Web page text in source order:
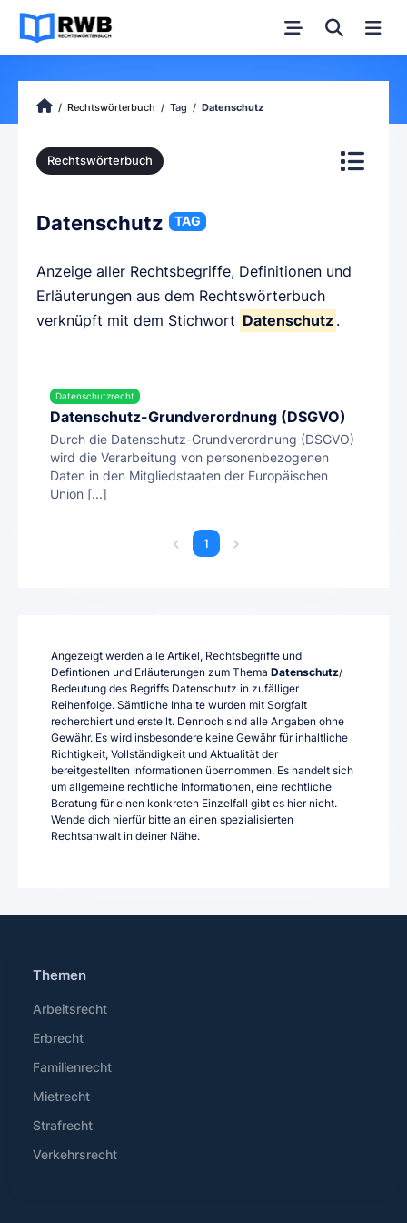
Rechtswörterbuch Tag Datenschutz
Rechtswörterbuch
Datenschutz TAG
Anzeige aller Rechtsbegriffe, Definitionen und
Erläuterungen aus dem Rechtswörterbuch
verknüpft mit dem Stichwort Datenschutz .
Datenschutzrecht
Datenschutz-Grundverordnung (DSGVO)
Durch die Datenschutz-Grundverordnung (DSGVO)
wird die Verarbeitung von personenbezogenen
Daten in den Mitgliedstaaten der Europäischen
Union [...]
1
Angezeigt werden alle Artikel, Rechtsbegriffe und
Defintionen und Erläuterungen zum Thema Datenschutz/
Bedeutung des Begriffs Datenschutz in zufälliger
Reihenfolge. Sämtliche Inhalte wurden mit Sorgfalt
recherchiert und erstellt. Dennoch sind alle Angaben ohne
Gewähr. Es wird insbesondere keine Gewähr für inhaltliche
Richtigkeit, Vollständigkeit und Aktualität der
bereitgestellten Informationen übernommen. Es handelt sich
um allgemeine rechtliche Informationen, eine rechtliche
Beratung für einen konkreten Einzelfall gibt es hier nicht.
Wende dich hierfür bitte an einen spezialisierten
Rechtsanwalt in deiner Nähe.
Themen
Arbeitsrecht
Erbrecht
Familienrecht
Mietrecht
Strafrecht
Verkehrsrecht